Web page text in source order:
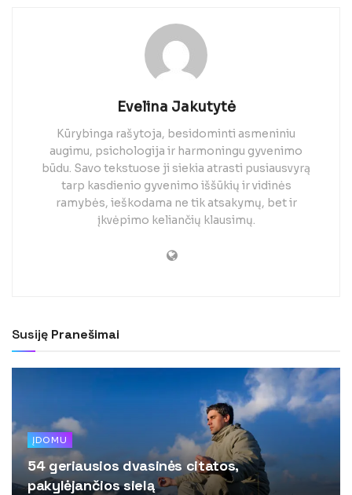
Evelina Jakutytė
Kūrybinga rašytoja, besidominti asmeniniu
augimu, psichologija ir harmoningu gyvenimo
būdu. Savo tekstuose ji siekia atrasti pusiausvyrą
tarp kasdienio gyvenimo iššūkių ir vidinės
ramybės, ieškodama ne tik atsakymų, bet ir
įkvėpimo keliančių klausimų.
Susiję Pranešimai
ĮDOMU
54 geriausios dvasinės citatos,
pakylėjančios sielą